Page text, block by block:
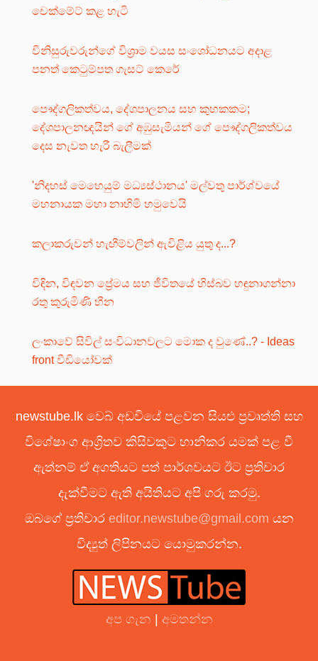
චෙක්මේට් කළ හැටි
විනිසුරුවරුන්ගේ විශ්‍රාම වයස සංශෝධනයට අදාළ
පනත් කෙටුම්පත ගැසට් කෙරේ
පෞද්ගලිකත්වය, දේශපාලනය සහ කුහකකම;
දේශපාලනඥයින් ගේ අඹුසැමියන් ගේ පෞද්ගලිකත්වය
දෙස නැවත හැරී බැලීමක්
'නිදහස් මෙහෙයුම් මධ්‍යස්ථානය' මල්වතු පාර්ශ්වයේ
මහනායක මහා නාහිමි හමුවෙයි
කලාකරුවන් හැඟීම්වලින් ඇවිළිය යුතු ද...?
විඳින, විඳවන ප්‍රේමය සහ ජීවිතයේ හිස්බව හඳුනාගන්නා
රතු කුරුමිණි හීන
ලංකාවේ සිවිල් සංවිධානවලට මොක ද වුණේ..? - Ideas
front වීඩියෝවක්
newstube.lk වෙබ් අඩවියේ පළවන සියළු ප්‍රවෘත්ති සහ
විශේෂාංග ආශ්‍රිතව කිසිවකුට හානිකර යමක් පළ වී
ඇත්නම් ඒ අගතියට පත් පාර්ශවයට ඊට ප්‍රතිචාර
දැක්වීමට ඇති අයිතියට අපි ගරු කරමු.
ඔබගේ ප්‍රතිචාර editor.newstube@gmail.com යන
විද්‍යුත් ලිපිනයට යොමුකරන්න.
අප ගැන අමතන්න